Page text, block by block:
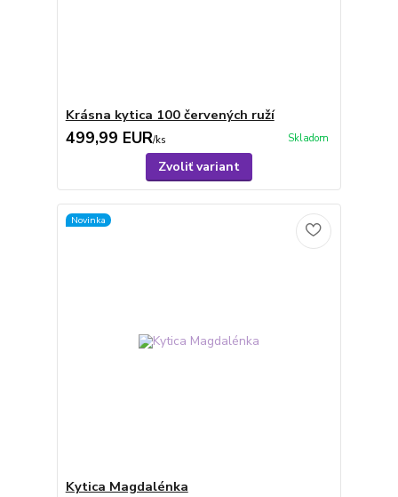
Krásna kytica 100 červených ruží
499,99 EUR/ks Skladom
Zvoliť variant
Novinka
Kytica Magdalénka